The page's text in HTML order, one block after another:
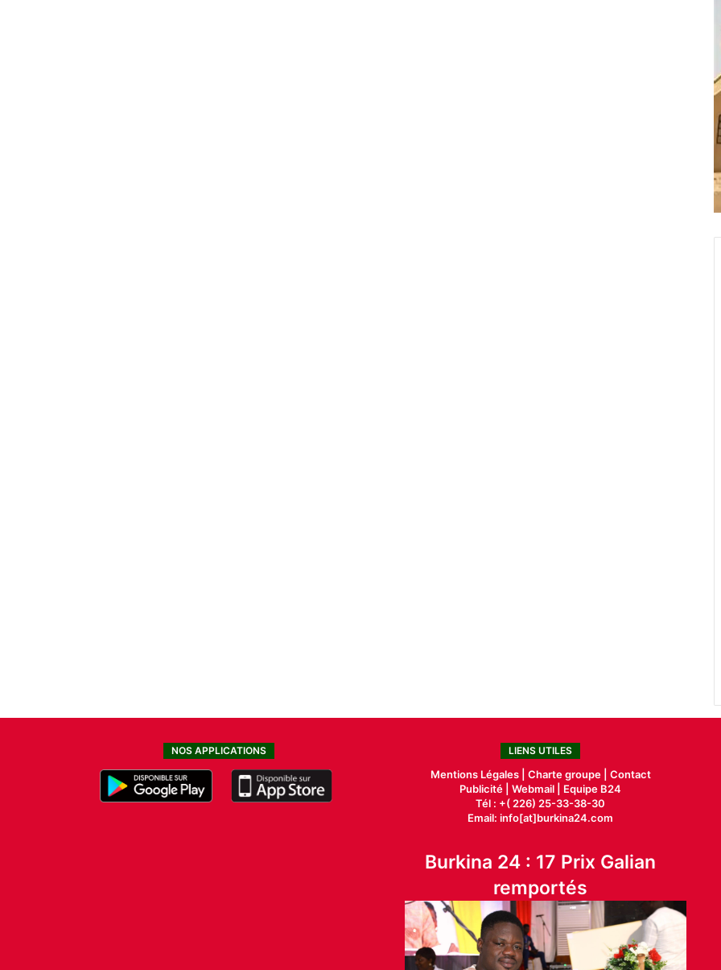
NOS APPLICATIONS LIENS UTILES
Mentions Légales | Charte groupe | Contact
Publicité |Webmail |
Equipe B24
Tél : +( 226) 25-33-38-30
Email: info[at]burkina24.com
Burkina 24 : 17 Prix Galian
remportés